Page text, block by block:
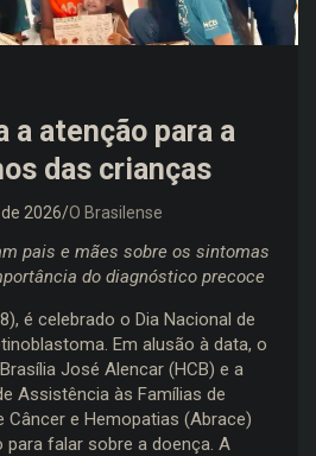
a atenção para a
das crianças
2026 O Brasilense
pais e mães sobre os sintomas
do diagnóstico precoce
é celebrado o Dia Nacional de
Em alusão à data, o
José Alencar (HCB) e a
Assistência às Famílias de
Câncer e Hemopatias (Abrace)
falar sobre a doença. A